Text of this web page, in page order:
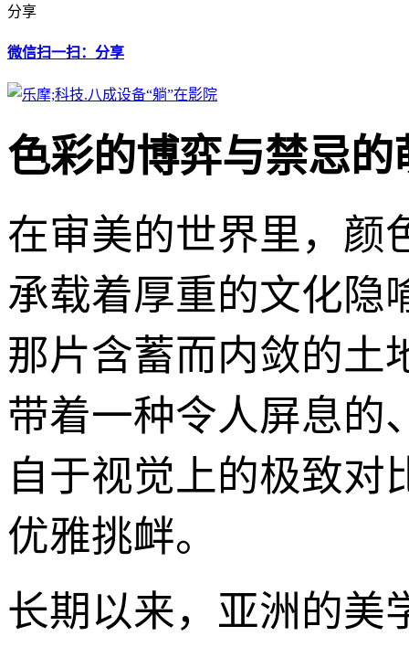
分享
微信扫一扫：分享
色彩的博弈与禁忌的
在审美的世界里，颜
承载着厚重的文化隐
那片含蓄而内敛的土
带着一种令人屏息的
自于视觉上的极致对
优雅挑衅。
长期以来，亚洲的美